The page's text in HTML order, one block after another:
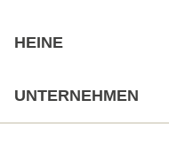
HEINE
UNTERNEHMEN